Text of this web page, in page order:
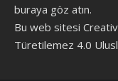
buraya göz atın.
Bu web sitesi
Türetilemez 4.0